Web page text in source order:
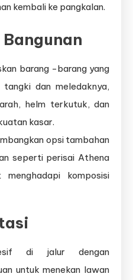
kembali ke pangkalan.
barang -barang yang
dan meledaknya,
helm terkutuk, dan
kasar.
opsi tambahan
seperti perisai Athena
komposisi
di jalur dengan
untuk menekan lawan